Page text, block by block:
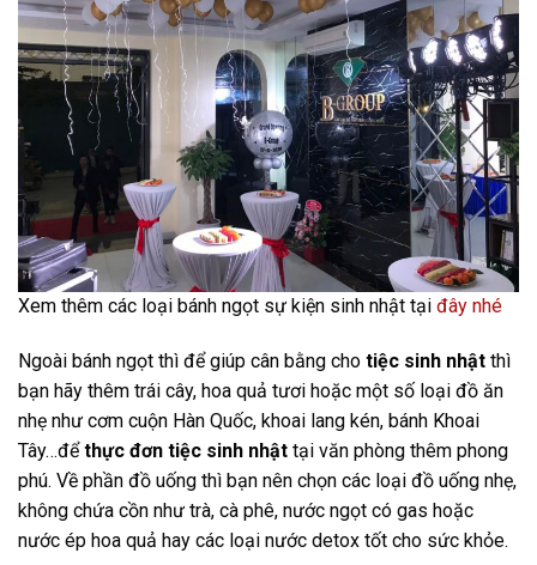
Xem thêm các loại bánh ngọt sự kiện sinh nhật tại đây nhé
Ngoài bánh ngọt thì để giúp cân bằng cho tiệc sinh nhật thì
bạn hãy thêm trái cây, hoa quả tươi hoặc một số loại đồ ăn
nhẹ như cơm cuộn Hàn Quốc, khoai lang kén, bánh Khoai
Tây…đểthực đơn tiệc sinh nhật tại văn phòng thêm phong
phú. Về phần đồ uống thì bạn nên chọn các loại đồ uống nhẹ,
không chứa cồn như trà, cà phê, nước ngọt có gas hoặc
nước ép hoa quả hay các loại nước detox tốt cho sức khỏe.